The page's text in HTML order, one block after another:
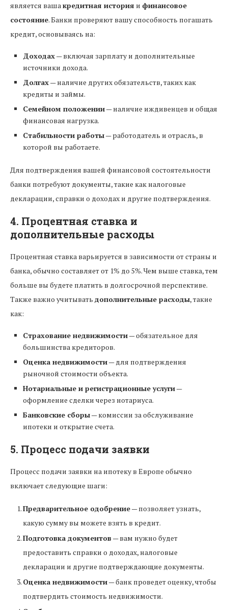
является вашакредитная история и финансовое
состояние. Банки проверяют вашу способность погашать
кредит, основываясь на:
Доходах— включая зарплату и дополнительные
источники дохода.
Долгах— наличие других обязательств, таких как
кредиты и займы.
Семейном положении— наличие иждивенцев и общая
финансовая нагрузка.
Стабильности работы— работодатель и отрасль, в
которой вы работаете.
Для подтверждения вашей финансовой состоятельности
банки потребуют документы, такие как налоговые
декларации, справки о доходах и другие подтверждения.
4. Процентная ставка и
дополнительные расходы
Процентная ставка варьируется в зависимости от страны и
банка, обычно составляет от 1% до 5%. Чем выше ставка, тем
больше вы будете платить в долгосрочной перспективе.
Также важно учитывать дополнительные расходы, такие
как:
Страхование недвижимости— обязательное для
большинства кредиторов.
Оценка недвижимости— для подтверждения
рыночной стоимости объекта.
Нотариальные и регистрационные услуги—
оформление сделки через нотариуса.
Банковские сборы— комиссии за обслуживание
ипотеки и открытие счета.
5. Процесс подачи заявки
Процесс подачи заявки на ипотеку в Европе обычно
включает следующие шаги:
Предварительное одобрение— позволяет узнать,
какую сумму вы можете взять в кредит.
Подготовка документов — вам нужно будет
предоставить справки о доходах, налоговые
декларации и другие подтверждающие документы.
Оценка недвижимости— банк проведет оценку, чтобы
подтвердить стоимость недвижимости.